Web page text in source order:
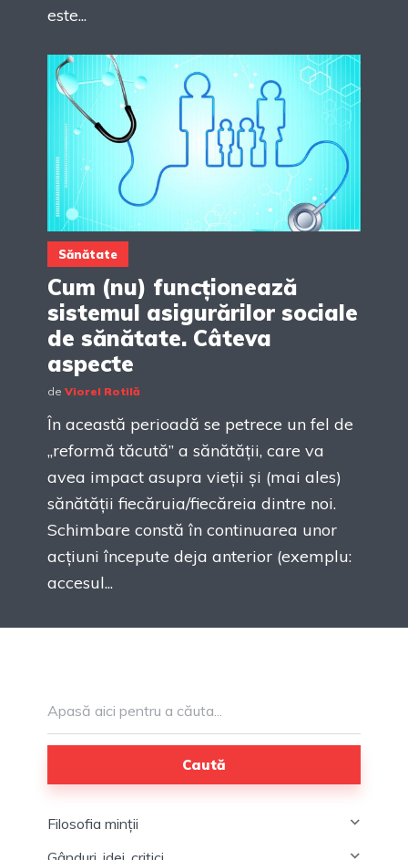
este...
Sănătate
Cum (nu) funcționează
sistemul asigurărilor sociale
de sănătate. Câteva
aspecte
de Viorel Rotilă
În această perioadă se petrece un fel de
„reformă tăcută” a sănătății, care va
avea impact asupra vieții și (mai ales)
sănătății fiecăruia/fiecăreia dintre noi.
Schimbare constă în continuarea unor
acțiuni începute deja anterior (exemplu:
accesul...
Caută
Filosofia minții